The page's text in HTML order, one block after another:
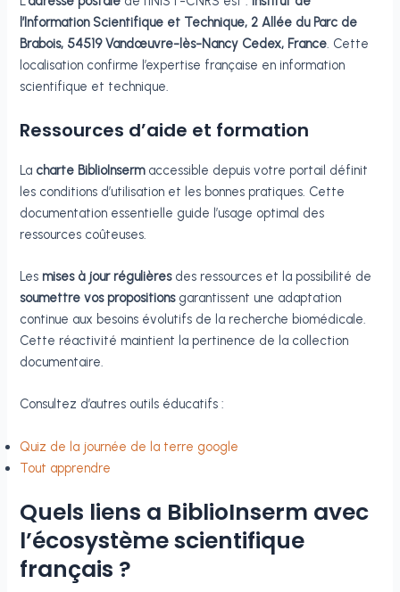
l’Information Scientifique et Technique, 2 Allée du Parc de
Brabois, 54519 Vandœuvre-lès-Nancy Cedex, France. Cette
localisation confirme l’expertise française en information
scientifique et technique.
Ressources d’aide et formation
La charte BiblioInsermaccessible depuis votre portail définit
les conditions d’utilisation et les bonnes pratiques. Cette
documentation essentielle guide l’usage optimal des
ressources coûteuses.
Les mises à jour régulièresdes ressources et la possibilité de
soumettre vos propositionsgarantissent une adaptation
continue aux besoins évolutifs de la recherche biomédicale.
Cette réactivité maintient la pertinence de la collection
documentaire.
Consultez d’autres outils éducatifs :
Quiz de la journée de la terre google
Tout apprendre
Quels liens a BiblioInserm avec
l’écosystème scientifique
français ?